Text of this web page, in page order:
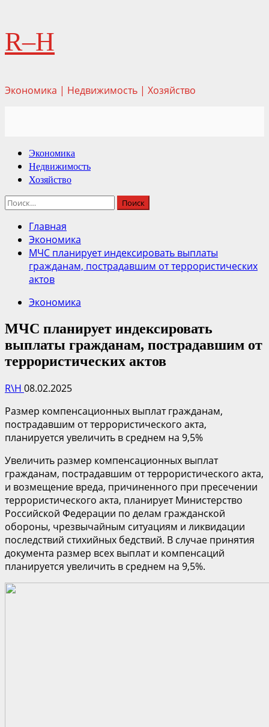
Перейти
содержимому
R–H
Экономика | Недвижимость | Хозяйство
Основное
меню
Экономика
Недвижимость
Хозяйство
Найти:
Главная
Экономика
МЧС планирует индексировать выплаты
гражданам, пострадавшим от террористических
актов
Экономика
МЧС планирует индексировать
выплаты гражданам, пострадавшим от
террористических актов
R\H 08.02.2025
Размер компенсационных выплат гражданам,
пострадавшим от террористического акта,
планируется увеличить в среднем на 9,5%
Увеличить размер компенсационных выплат
гражданам, пострадавшим от террористического акта,
и возмещение вреда, причиненного при пресечении
террористического акта, планирует Министерство
Российской Федерации по делам гражданской
обороны, чрезвычайным ситуациям и ликвидации
последствий стихийных бедствий. В случае принятия
документа размер всех выплат и компенсаций
планируется увеличить в среднем на 9,5%.